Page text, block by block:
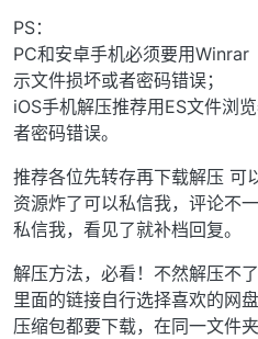
PS：
PC和安卓手机必须要用Winrar
示文件损坏或者密码错误；
iOS手机解压推荐用ES文件浏
者密码错误。
推荐各位先转存再下载解压 可
资源炸了可以私信我，评论不
私信我，看见了就补档回复。
解压方法，必看！不然解压不了
里面的链接自行选择喜欢的网
压缩包都要下载，在同一文件